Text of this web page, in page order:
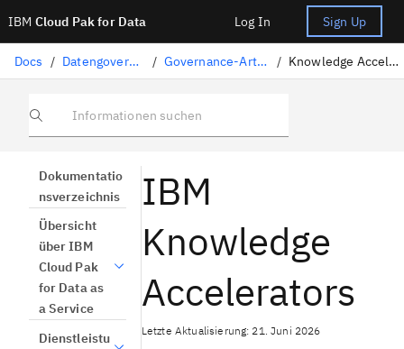
IBM Cloud Pak for Data Log In Sign Up
Docs / Datengovernance / Governance-Artefakte / Knowledge Accelerators
Informationen suchen
Dokumentatio
nsverzeichnis
Übersicht
über IBM
Cloud Pak
for Data as
a Service
Dienstleistu
IBM
Knowledge
Accelerators
Letzte Aktualisierung: 21. Juni 2026